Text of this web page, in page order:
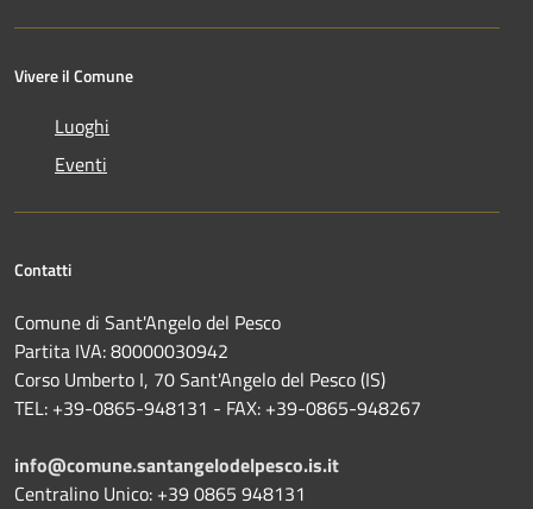
Vivere il Comune
Luoghi
Eventi
Contatti
Comune di Sant'Angelo del Pesco
Partita IVA: 80000030942
Corso Umberto I, 70 Sant'Angelo del Pesco (IS)
TEL: +39-0865-948131 - FAX: +39-0865-948267
info@comune.santangelodelpesco.is.it
Centralino Unico: +39 0865 948131